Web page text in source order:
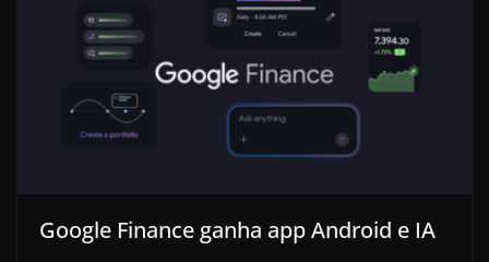
Google Finance ganha app Android e IA